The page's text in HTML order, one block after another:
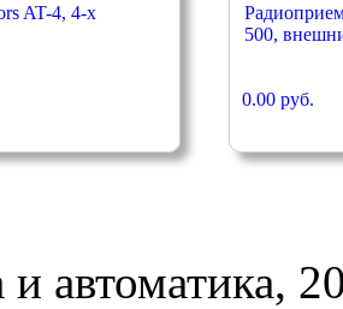
AT-4, 4-х
500,
0.00 руб.
автоматика,